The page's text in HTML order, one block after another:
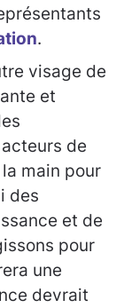
.
visage de
et
de
main pour
des
et de
pour
une
devrait